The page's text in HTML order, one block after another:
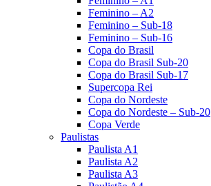
Feminino – A2
Feminino – Sub-18
Feminino – Sub-16
Copa do Brasil
Copa do Brasil Sub-20
Copa do Brasil Sub-17
Supercopa Rei
Copa do Nordeste
Copa do Nordeste – Sub-20
Copa Verde
Paulistas
Paulista A1
Paulista A2
Paulista A3